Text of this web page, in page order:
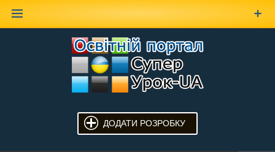
ДОДАТИ РОЗРОБКУ